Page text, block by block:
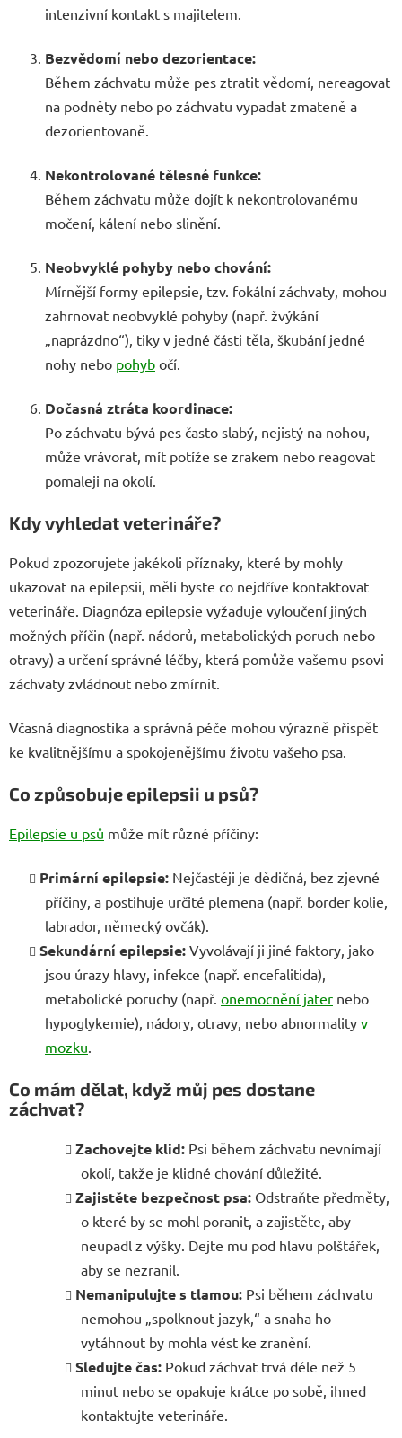
intenzivní kontakt s majitelem.
Bezvědomí nebo dezorientace:
Během záchvatu může pes ztratit vědomí, nereagovat
na podněty nebo po záchvatu vypadat zmateně a
dezorientovaně.
Nekontrolované tělesné funkce:
Během záchvatu může dojít k nekontrolovanému
močení, kálení nebo slinění.
Neobvyklé pohyby nebo chování:
Mírnější formy epilepsie, tzv. fokální záchvaty, mohou
zahrnovat neobvyklé pohyby (např. žvýkání
„naprázdno“), tiky v jedné části těla, škubání jedné
nohy nebo pohyb očí.
Dočasná ztráta koordinace:
Po záchvatu bývá pes často slabý, nejistý na nohou,
může vrávorat, mít potíže se zrakem nebo reagovat
pomaleji na okolí.
Kdy vyhledat veterináře?
Pokud zpozorujete jakékoli příznaky, které by mohly
ukazovat na epilepsii, měli byste co nejdříve kontaktovat
veterináře. Diagnóza epilepsie vyžaduje vyloučení jiných
možných příčin (např. nádorů, metabolických poruch nebo
otravy) a určení správné léčby, která pomůže vašemu psovi
záchvaty zvládnout nebo zmírnit.
Včasná diagnostika a správná péče mohou výrazně přispět
ke kvalitnějšímu a spokojenějšímu životu vašeho psa.
Co způsobuje epilepsii u psů?
Epilepsie u psů může mít různé příčiny:
Primární epilepsie: Nejčastěji je dědičná, bez zjevné
příčiny, a postihuje určité plemena (např. border kolie,
labrador, německý ovčák).
Sekundární epilepsie: Vyvolávají ji jiné faktory, jako
jsou úrazy hlavy, infekce (např. encefalitida),
metabolické poruchy (např. onemocnění jater nebo
hypoglykemie), nádory, otravy, nebo abnormality v
mozku.
Co mám dělat, když můj pes dostane
záchvat?
Zachovejte klid: Psi během záchvatu nevnímají
okolí, takže je klidné chování důležité.
Zajistěte bezpečnost psa: Odstraňte předměty,
o které by se mohl poranit, a zajistěte, aby
neupadl z výšky. Dejte mu pod hlavu polštářek,
aby se nezranil.
Nemanipulujte s tlamou: Psi během záchvatu
nemohou „spolknout jazyk,“ a snaha ho
vytáhnout by mohla vést ke zranění.
Sledujte čas: Pokud záchvat trvá déle než 5
minut nebo se opakuje krátce po sobě, ihned
kontaktujte veterináře.